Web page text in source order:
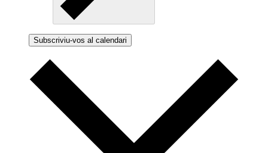
Subscriviu-vos al calendari